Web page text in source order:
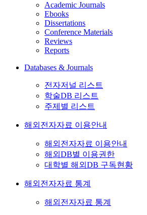
Academic Journals
Ebooks
Dissertations
Conference Materials
Reviews
Reports
Databases & Journals
전자저널 리스트
학술DB 리스트
주제별 리스트
해외전자자료 이용안내
해외전자자료 이용안내
해외DB별 이용권한
대학별 해외DB 구독현황
해외전자자료 통계
해외전자자료 통계